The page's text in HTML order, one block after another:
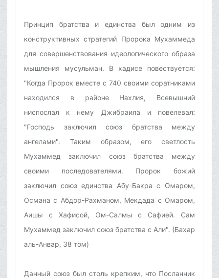
Принцип братства и единства был одним из
конструктивных стратегий Пророка Мухаммеда
для совершенствования идеологического образа
мышления мусульман. В хадисе повествуется:
"Когда Пророк вместе с 740 своими соратниками
находился в районе Нахлия, Всевышний
ниспослал к нему Джибраила и повелевал:
"Господь заключил союз братства между
ангелами". Таким образом, его светлость
Мухаммед заключил союз братства между
своими последователями. Пророк божий
заключил союз единства Абу-Бакра с Омаром,
Османа с Абдор-Рахманом, Мекдада с Омаром,
Аишы с Хафисой, Ом-Салмы с Сафией. Сам
Мухаммед заключил союз братства с Али". (Бахар
аль-Анвар, 38 том)
Данный союз был столь крепким, что Посланник